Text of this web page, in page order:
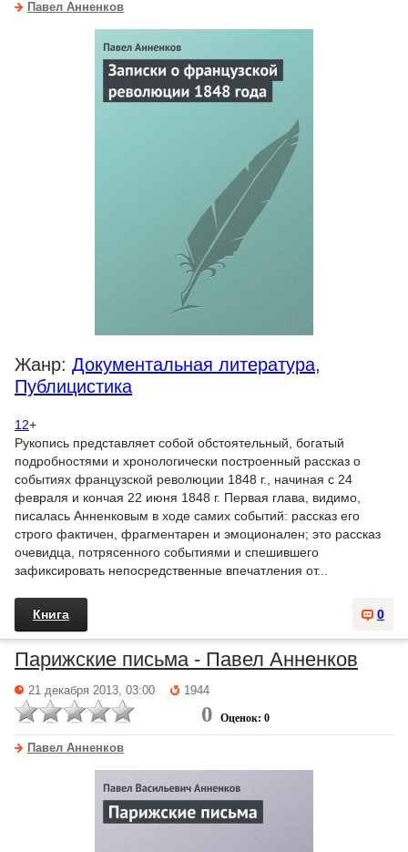
Павел Анненков
Жанр: Документальная литература,
Публицистика
12+
Рукопись представляет собой обстоятельный, богатый
подробностями и хронологически построенный рассказ о
событиях французской революции 1848 г., начиная с 24
февраля и кончая 22 июня 1848 г. Первая глава, видимо,
писалась Анненковым в ходе самих событий: рассказ его
строго фактичен, фрагментарен и эмоционален; это рассказ
очевидца, потрясенного событиями и спешившего
зафиксировать непосредственные впечатления от...
0
Книга
Парижские письма - Павел Анненков
21 декабря 2013, 03:00 1944
0 Оценок: 0
Павел Анненков